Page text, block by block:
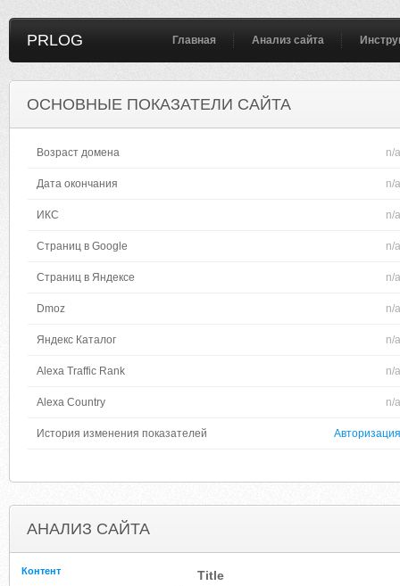
PRLOG Главная Анализ сайта
ОСНОВНЫЕ ПОКАЗАТЕЛИ САЙТА
Возраст домена n/a
Дата окончания n/a
ИКС n/a
Страниц в Google n/a
Страниц в Яндексе n/a
Dmoz n/a
Яндекс Каталог n/a
Alexa Traffic Rank n/a
Alexa Country n/a
История изменения показателей Авторизация
АНАЛИЗ САЙТА
Контент Title